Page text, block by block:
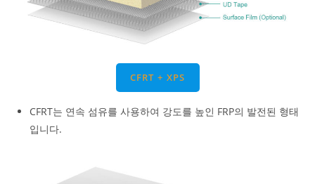
CFRT + XPS
CFRT는 연속 섬유를 사용하여 강도를 높인 FRP의 발전된 형태
입니다.